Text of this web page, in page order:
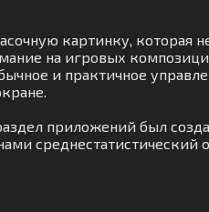
картинку, которая
на игровых
и практичное
приложений был
среднестатистический